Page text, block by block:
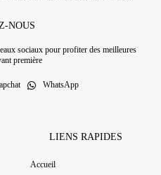
NOUS
sociaux pour profiter des meilleures
première
WhatsApp
LIENS RAPIDES
Accueil